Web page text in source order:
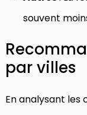
souvent
par villes
En analysant les